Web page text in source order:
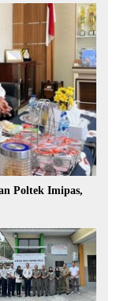
Poltek Imipas,